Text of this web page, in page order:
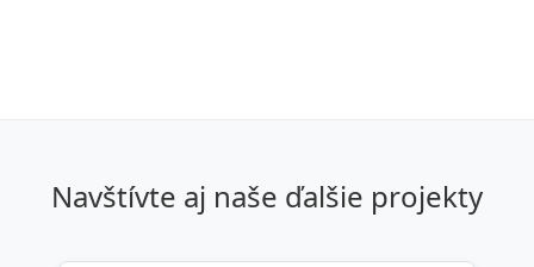
Navštívte aj naše ďalšie projekty